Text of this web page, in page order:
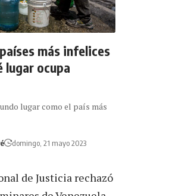
más infelices
lugar ocupa
lugar como el país más
domingo, 21 mayo 2023